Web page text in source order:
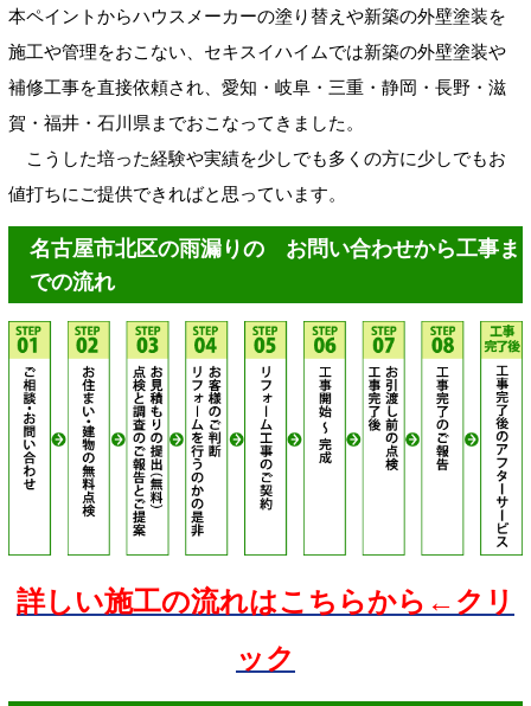
本ペイントからハウスメーカーの塗り替えや新築の外壁塗装を
施工や管理をおこない、セキスイハイムでは新築の外壁塗装や
補修工事を直接依頼され、愛知・岐阜・三重・静岡・長野・滋
賀・福井・石川県までおこなってきました。
こうした培った経験や実績を少しでも多くの方に少しでもお
値打ちにご提供できればと思っています。
名古屋市北区の雨漏りの お問い合わせから工事ま
での流れ
詳しい施工の流れはこちらから←クリ
ック